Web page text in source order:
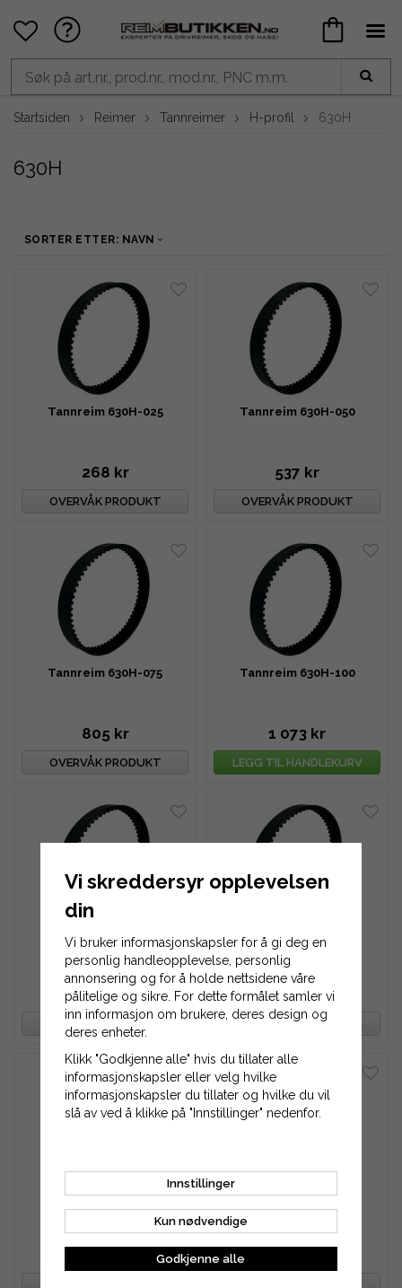
Startsiden Reimer Tannreimer H-profil 630H
630H
SORTER ETTER: NAVN
Tannreim 630H-025
268 kr
OVERVÅK PRODUKT
Tannreim 630H-050
537 kr
OVERVÅK PRODUKT
Tannreim 630H-075
805 kr
OVERVÅK PRODUKT
Tannreim 630H-100
1 073 kr
LEGG TIL HANDLEKURV
Tannreim 630H-125
1 340 kr
OVERVÅK PRODUKT
Tannreim 630H-150
1 609 kr
OVERVÅK PRODUKT
Tannreim 630H-175 Tannreim 630H-200
Vi skreddersyr opplevelsen
din
Vi bruker informasjonskapsler for å gi deg en
personlig handleopplevelse, personlig
annonsering og for å holde nettsidene våre
pålitelige og sikre. For dette formålet samler vi
inn informasjon om brukere, deres design og
deres enheter.
Klikk "Godkjenne alle" hvis du tillater alle
informasjonskapsler eller velg hvilke
informasjonskapsler du tillater og hvilke du vil
slå av ved å klikke på "Innstillinger" nedenfor.
Innstillinger
Kun nødvendige
Godkjenne alle